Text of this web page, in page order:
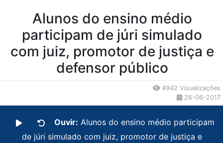
Alunos do ensino médio
participam de júri simulado
com juiz, promotor de justiça e
defensor público
4942 Visualizações
26-06-2017
Ouvir: Alunos do ensino médio participam
de júri simulado com juiz, promotor de justiça e